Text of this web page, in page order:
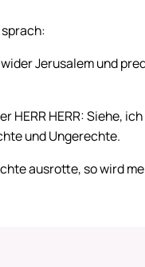
sprach:
Jerusalem und
HERR HERR: Siehe,
und Ungerechte.
ausrotte, so wird